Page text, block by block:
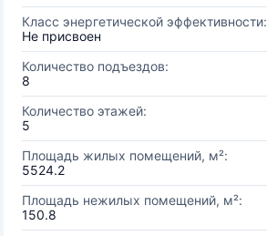
Класс энергетической эффективности:
Не присвоен
Количество подъездов:
8
Количество этажей:
5
Площадь жилых помещений, м²:
5524.2
Площадь нежилых помещений, м²:
150.8